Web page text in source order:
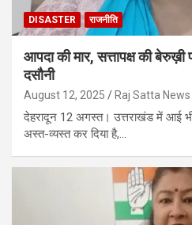
DISASTER राजनीति
आपदा की मार, सत्तापक्ष की बेरुख़ी
दसौनी
August 12, 2025 Raj Satta News
देहरादून 12 अगस्त। उत्तराखंड में आई
अस्त-व्यस्त कर दिया है,…